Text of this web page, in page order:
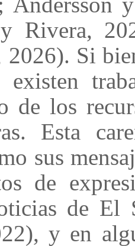
Rivera,
Si
existen
de los
Esta
sus
de
de El
y en